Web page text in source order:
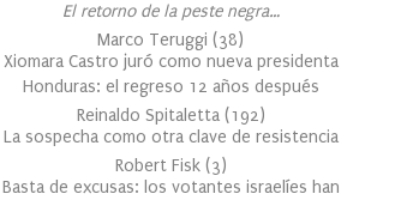
El retorno de la peste negra…
Marco Teruggi (38)
Xiomara Castro juró como nueva presidenta
Honduras: el regreso 12 años después
Reinaldo Spitaletta (192)
La sospecha como otra clave de resistencia
Robert Fisk (3)
Basta de excusas: los votantes israelíes han